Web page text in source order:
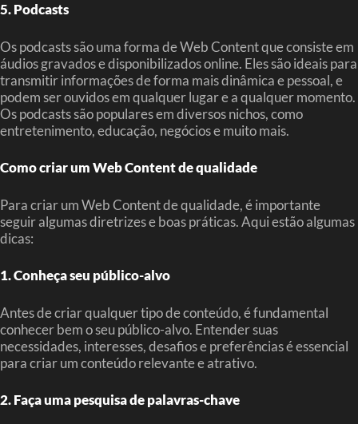
5. Podcasts
Os podcasts são uma forma de Web Content que consiste em
áudios gravados e disponibilizados online. Eles são ideais para
transmitir informações de forma mais dinâmica e pessoal, e
podem ser ouvidos em qualquer lugar e a qualquer momento.
Os podcasts são populares em diversos nichos, como
entretenimento, educação, negócios e muito mais.
Como criar um Web Content de qualidade
Para criar um Web Content de qualidade, é importante
seguir algumas diretrizes e boas práticas. Aqui estão algumas
dicas:
1. Conheça seu público-alvo
Antes de criar qualquer tipo de conteúdo, é fundamental
conhecer bem o seu público-alvo. Entender suas
necessidades, interesses, desafios e preferências é essencial
para criar um conteúdo relevante e atrativo.
2. Faça uma pesquisa de palavras-chave